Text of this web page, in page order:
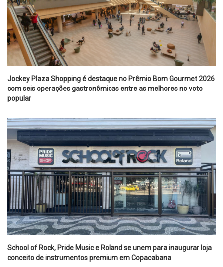
Jockey Plaza Shopping é destaque no Prêmio Bom Gourmet 2026
com seis operações gastronômicas entre as melhores no voto
popular
School of Rock, Pride Music e Roland se unem para inaugurar loja
conceito de instrumentos premium em Copacabana